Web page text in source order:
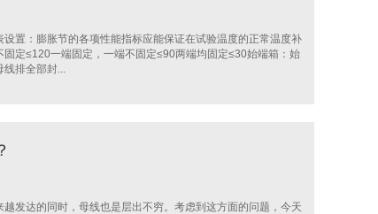
置：膨胀节的各项性能指标应能保证在试验温度的正常温度补
定≤120一端固定，一端不固定≤90两端均固定≤30始端箱：始
排全部封...
发达的同时，母线也是层出不穷。考虑到这方面的问题，今天